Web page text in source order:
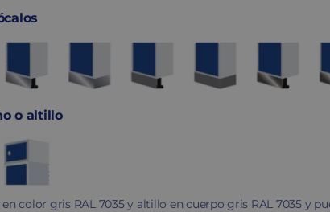
o altillo
color gris RAL 7035 y altillo en cuerpo gris RAL 7035 y